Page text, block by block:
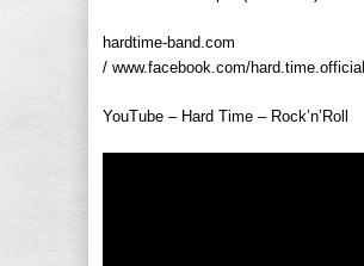
hardtime-band.com
/ www.facebook.com/hard.time.official
YouTube – Hard Time – Rock’n’Roll